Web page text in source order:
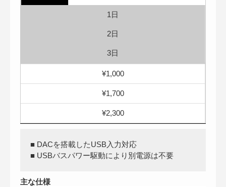
1日
2日
3日
¥1,000
¥1,700
¥2,300
■ DACを搭載したUSB入力対応
■ USBバスパワー駆動により別電源は不要
主な仕様